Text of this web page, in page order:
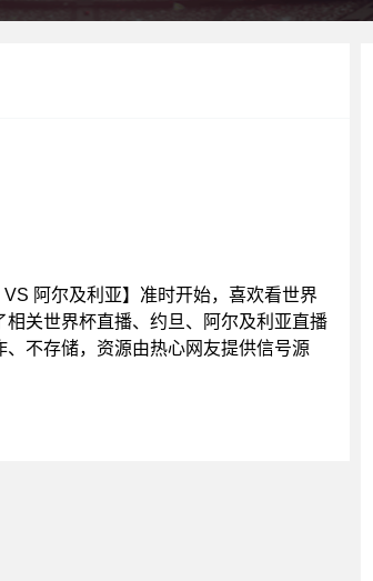
阿尔及利亚】准时开始，喜欢看世界
关世界杯直播、约旦、阿尔及利亚直播
不存储，资源由热心网友提供信号源